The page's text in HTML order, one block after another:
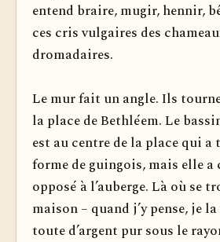
entend braire, mugir, hennir,
ces cris vulgaires des
dromadaires.
Le mur fait un angle. Ils
la place de Bethléem. Le
est au centre de la place qui a
forme de guingois, mais elle a
opposé à l’auberge. Là où se
maison – quand j’y pense, je
toute d’argent pur sous le